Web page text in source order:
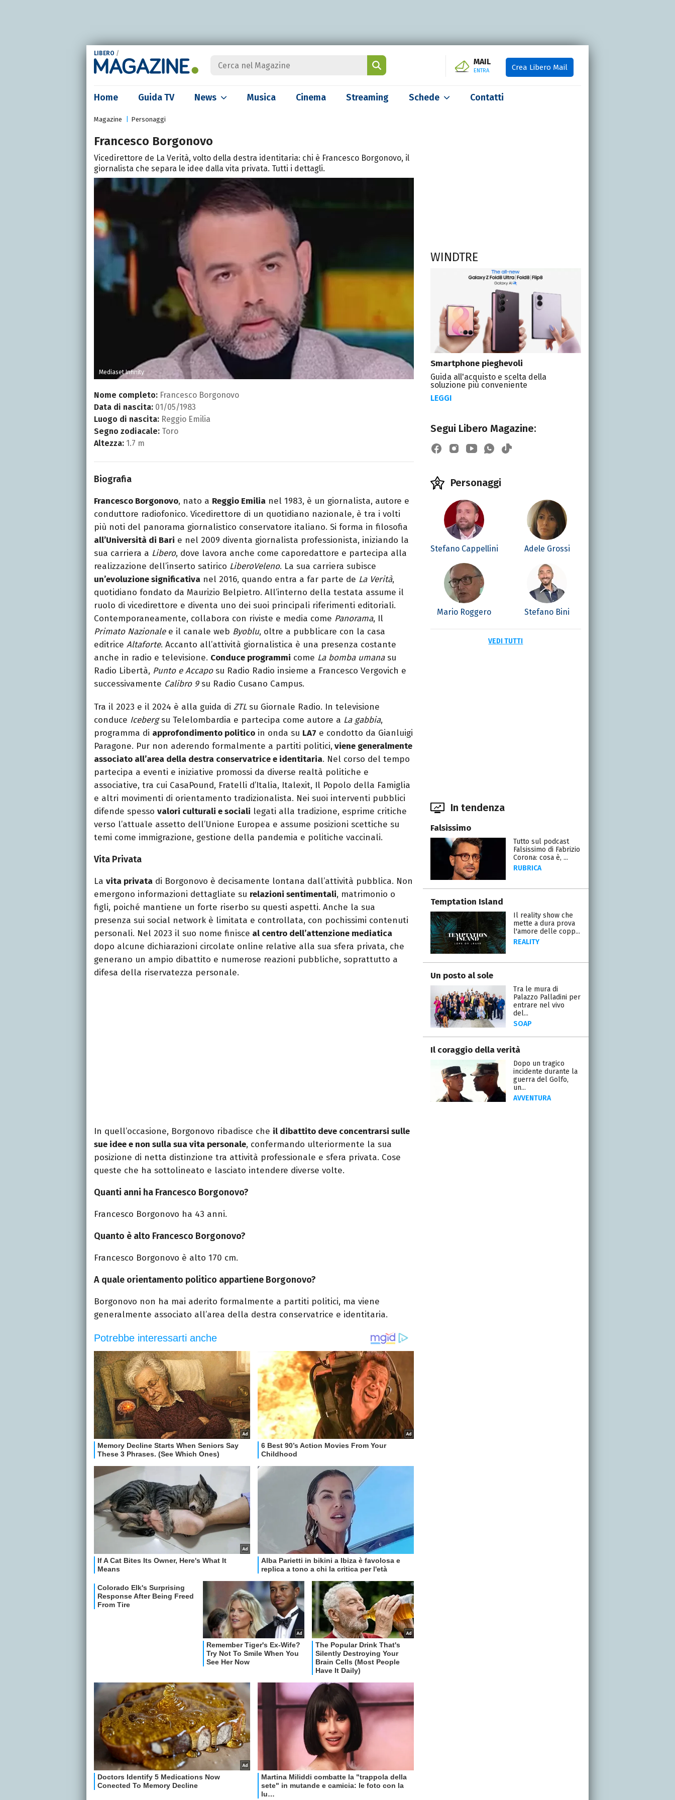
LIBERO /
MAIL
ENTRA Crea Libero Mail
Home Guida TV News Musica Cinema Streaming Schede Contatti
Magazine Personaggi
Francesco Borgonovo
Vicedirettore de La Verità, volto della destra identitaria: chi è Francesco Borgonovo, il
giornalista che separa le idee dalla vita privata. Tutti i dettagli.
Mediaset Infinity
Nome completo: Francesco Borgonovo
Data di nascita: 01/05/1983
Luogo di nascita: Reggio Emilia
Segno zodiacale: Toro
Altezza: 1.7 m
Biografia
Francesco Borgonovo, nato a Reggio Emilia nel 1983, è un giornalista, autore e
conduttore radiofonico. Vicedirettore di un quotidiano nazionale, è tra i volti
più noti del panorama giornalistico conservatore italiano. Si forma in filosofia
all’Università di Bari e nel 2009 diventa giornalista professionista, iniziando la
sua carriera a Libero, dove lavora anche come caporedattore e partecipa alla
realizzazione dell’inserto satirico LiberoVeleno. La sua carriera subisce
un’evoluzione significativa nel 2016, quando entra a far parte de La Verità,
quotidiano fondato da Maurizio Belpietro. All’interno della testata assume il
ruolo di vicedirettore e diventa uno dei suoi principali riferimenti editoriali.
Contemporaneamente, collabora con riviste e media come Panorama, Il
Primato Nazionalee il canale web Byoblu, oltre a pubblicare con la casa
editrice Altaforte. Accanto all’attività giornalistica è una presenza costante
anche in radio e televisione. Conduce programmi come La bomba umanasu
Radio Libertà, Punto e Accaposu Radio Radio insieme a Francesco Vergovich e
successivamente Calibro 9su Radio Cusano Campus.
Tra il 2023 e il 2024 è alla guida di ZTLsu Giornale Radio. In televisione
conduce Icebergsu Telelombardia e partecipa come autore a La gabbia,
programma di approfondimento politico in onda su LA7 e condotto da Gianluigi
Paragone. Pur non aderendo formalmente a partiti politici, viene generalmente
associato all’area della destra conservatrice e identitaria. Nel corso del tempo
partecipa a eventi e iniziative promossi da diverse realtà politiche e
associative, tra cui CasaPound, Fratelli d’Italia, Italexit, Il Popolo della Famiglia
e altri movimenti di orientamento tradizionalista. Nei suoi interventi pubblici
difende spesso valori culturali e sociali legati alla tradizione, esprime critiche
verso l’attuale assetto dell’Unione Europea e assume posizioni scettiche su
temi come immigrazione, gestione della pandemia e politiche vaccinali.
Vita Privata
La vita privata di Borgonovo è decisamente lontana dall’attività pubblica. Non
emergono informazioni dettagliate su relazioni sentimentali, matrimonio o
figli, poiché mantiene un forte riserbo su questi aspetti. Anche la sua
presenza sui social network è limitata e controllata, con pochissimi contenuti
personali. Nel 2023 il suo nome finisce al centro dell’attenzione mediatica
dopo alcune dichiarazioni circolate online relative alla sua sfera privata, che
generano un ampio dibattito e numerose reazioni pubbliche, soprattutto a
difesa della riservatezza personale.
In quell’occasione, Borgonovo ribadisce che il dibattito deve concentrarsi sulle
sue idee e non sulla sua vita personale, confermando ulteriormente la sua
posizione di netta distinzione tra attività professionale e sfera privata. Cose
queste che ha sottolineato e lasciato intendere diverse volte.
Quanti anni ha Francesco Borgonovo?
Francesco Borgonovo ha 43 anni.
Quanto è alto Francesco Borgonovo?
Francesco Borgonovo è alto 170 cm.
A quale orientamento politico appartiene Borgonovo?
Borgonovo non ha mai aderito formalmente a partiti politici, ma viene
generalmente associato all’area della destra conservatrice e identitaria.
WINDTRE
Smartphone pieghevoli
Guida all'acquisto e scelta della
soluzione più conveniente
LEGGI
Segui Libero Magazine:
Personaggi
Stefano Cappellini Adele Grossi
Mario Roggero Stefano Bini
VEDI TUTTI
In tendenza
Falsissimo
Tutto sul podcast
Falsissimo di Fabrizio
Corona: cosa è, ...
RUBRICA
Temptation Island
Il reality show che
mette a dura prova
l'amore delle copp...
REALITY
Un posto al sole
Tra le mura di
Palazzo Palladini per
entrare nel vivo
del...
SOAP
Il coraggio della verità
Dopo un tragico
incidente durante la
guerra del Golfo,
un...
AVVENTURA